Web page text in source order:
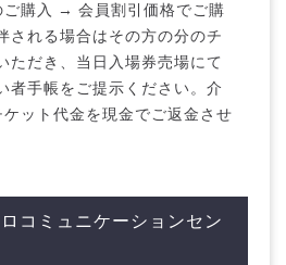
購入 → 会員割引価格でご購
される場合はその方の分のチ
ただき、当日入場券売場にて
者手帳をご提示ください。介
ット代金を現金でご返金させ
コミュニケーションセン